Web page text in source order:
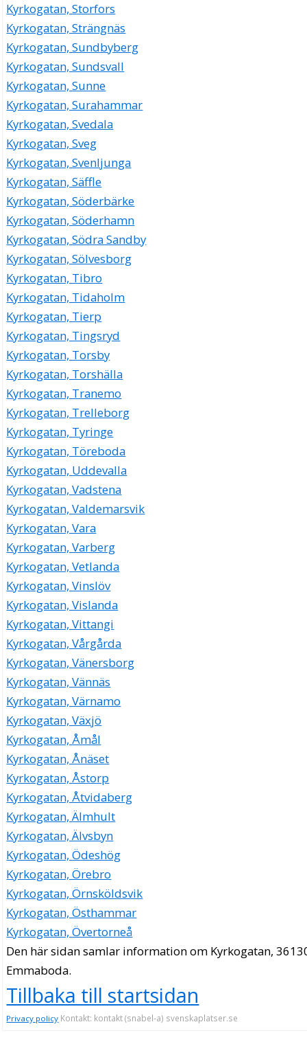
Kyrkogatan, Storfors
Kyrkogatan, Strängnäs
Kyrkogatan, Sundbyberg
Kyrkogatan, Sundsvall
Kyrkogatan, Sunne
Kyrkogatan, Surahammar
Kyrkogatan, Svedala
Kyrkogatan, Sveg
Kyrkogatan, Svenljunga
Kyrkogatan, Säffle
Kyrkogatan, Söderbärke
Kyrkogatan, Söderhamn
Kyrkogatan, Södra Sandby
Kyrkogatan, Sölvesborg
Kyrkogatan, Tibro
Kyrkogatan, Tidaholm
Kyrkogatan, Tierp
Kyrkogatan, Tingsryd
Kyrkogatan, Torsby
Kyrkogatan, Torshälla
Kyrkogatan, Tranemo
Kyrkogatan, Trelleborg
Kyrkogatan, Tyringe
Kyrkogatan, Töreboda
Kyrkogatan, Uddevalla
Kyrkogatan, Vadstena
Kyrkogatan, Valdemarsvik
Kyrkogatan, Vara
Kyrkogatan, Varberg
Kyrkogatan, Vetlanda
Kyrkogatan, Vinslöv
Kyrkogatan, Vislanda
Kyrkogatan, Vittangi
Kyrkogatan, Vårgårda
Kyrkogatan, Vänersborg
Kyrkogatan, Vännäs
Kyrkogatan, Värnamo
Kyrkogatan, Växjö
Kyrkogatan, Åmål
Kyrkogatan, Ånäset
Kyrkogatan, Åstorp
Kyrkogatan, Åtvidaberg
Kyrkogatan, Älmhult
Kyrkogatan, Älvsbyn
Kyrkogatan, Ödeshög
Kyrkogatan, Örebro
Kyrkogatan, Örnsköldsvik
Kyrkogatan, Östhammar
Kyrkogatan, Övertorneå
Den här sidan samlar information om Kyrkogatan,
Emmaboda.
Tillbaka till startsidan
Privacy policy Kontakt: kontakt (snabel-a) svenskaplatser.se